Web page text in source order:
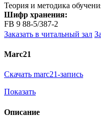
Теория и методика
Шифр хранения:
FB 9 88-5/387-2
Заказать в читальный зал
Marc21
Скачать marc21-запись
Показать
Описание